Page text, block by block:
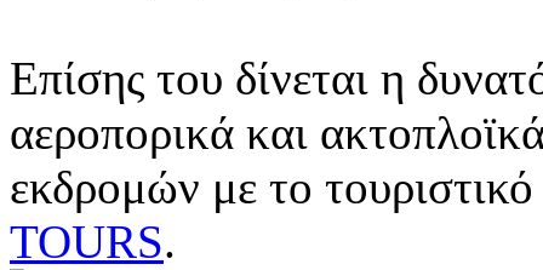
Επίσης του δίνεται η
αεροπορικά και
εκδρομών με το
TOURS.